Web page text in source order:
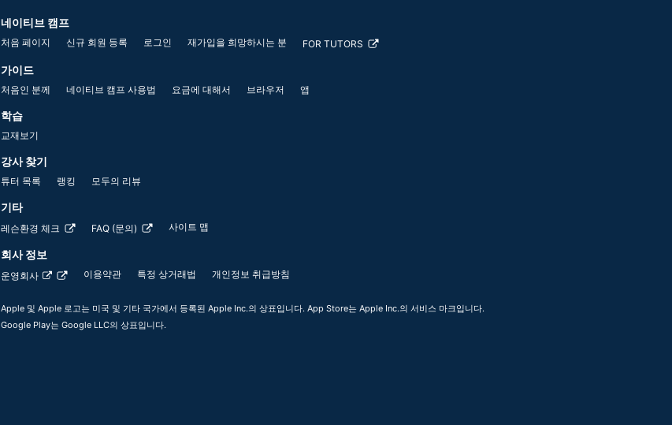
네이티브 캠프
처음 페이지 신규 회원 등록 로그인 재가입을 희망하시는 분 FOR TUTORS
가이드
처음인 분께 네이티브 캠프 사용법 요금에 대해서 브라우저 앱
학습
교재보기
강사 찾기
튜터 목록 랭킹 모두의 리뷰
기타
레슨환경 체크 FAQ (문의) 사이트 맵
회사 정보
운영회사 이용약관 특정 상거래법 개인정보 취급방침
Apple 및 Apple 로고는 미국 및 기타 국가에서 등록된 Apple Inc.의 상표입니다. App Store는 Apple Inc.의 서비스 마크입니다.
Google Play는 Google LLC의 상표입니다.